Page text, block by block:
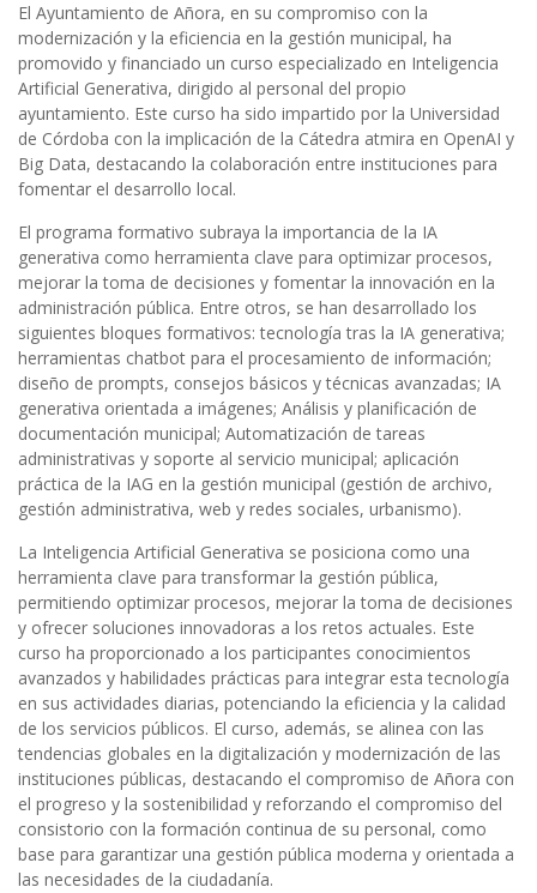
El Ayuntamiento de Añora, en su compromiso con la
modernización y la eficiencia en la gestión municipal, ha
promovido y financiado un curso especializado en Inteligencia
Artificial Generativa, dirigido al personal del propio
ayuntamiento. Este curso ha sido impartido por la Universidad
de Córdoba con la implicación de la Cátedra atmira en OpenAI y
Big Data, destacando la colaboración entre instituciones para
fomentar el desarrollo local.
El programa formativo subraya la importancia de la IA
generativa como herramienta clave para optimizar procesos,
mejorar la toma de decisiones y fomentar la innovación en la
administración pública. Entre otros, se han desarrollado los
siguientes bloques formativos: tecnología tras la IA generativa;
herramientas chatbot para el procesamiento de información;
diseño de prompts, consejos básicos y técnicas avanzadas; IA
generativa orientada a imágenes; Análisis y planificación de
documentación municipal; Automatización de tareas
administrativas y soporte al servicio municipal; aplicación
práctica de la IAG en la gestión municipal (gestión de archivo,
gestión administrativa, web y redes sociales, urbanismo).
La Inteligencia Artificial Generativa se posiciona como una
herramienta clave para transformar la gestión pública,
permitiendo optimizar procesos, mejorar la toma de decisiones
y ofrecer soluciones innovadoras a los retos actuales. Este
curso ha proporcionado a los participantes conocimientos
avanzados y habilidades prácticas para integrar esta tecnología
en sus actividades diarias, potenciando la eficiencia y la calidad
de los servicios públicos. El curso, además, se alinea con las
tendencias globales en la digitalización y modernización de las
instituciones públicas, destacando el compromiso de Añora con
el progreso y la sostenibilidad y reforzando el compromiso del
consistorio con la formación continua de su personal, como
base para garantizar una gestión pública moderna y orientada a
las necesidades de la ciudadanía.